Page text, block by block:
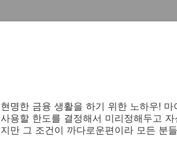
현명한 금융 생활을 하기 위한 노하우!
사용할 한도를 결정해서 미리정해두고
지만 그 조건이 까다로운편이라 모든 분